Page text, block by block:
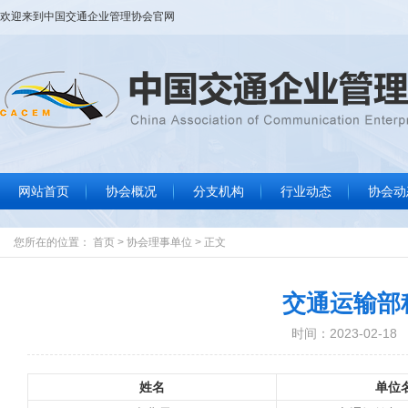
欢迎来到 中国交通企业管理协会官网
网站首页 协会概况
协会简介
协会章程
组织结构
协会领导
协会大事记
协会荣誉
联系我们
分支机构 行业动态
行业要闻
标准规范
政策法规
信息服务
协会
协
通
数
文
您所在的位置： 首页 > 协会理事单位 > 正文
交通运输
时间：2023-02-18
姓名
单位